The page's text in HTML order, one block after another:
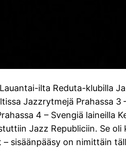
ilta Reduta-klubilla
Jazzrytmejä Prahassa 3
4 – Svengiä laineilla
Jazz Republiciin. Se oli
sisäänpääsy on nimittäin